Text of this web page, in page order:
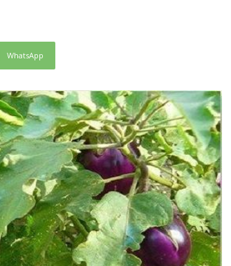
WhatsApp